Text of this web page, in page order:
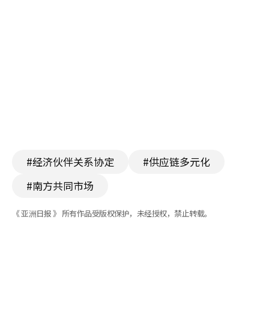
#经济伙伴关系协定
#供应链多元化
#南方共同市场
《 亚洲日报 》 所有作品受版权保护，未经授权，禁止转载。